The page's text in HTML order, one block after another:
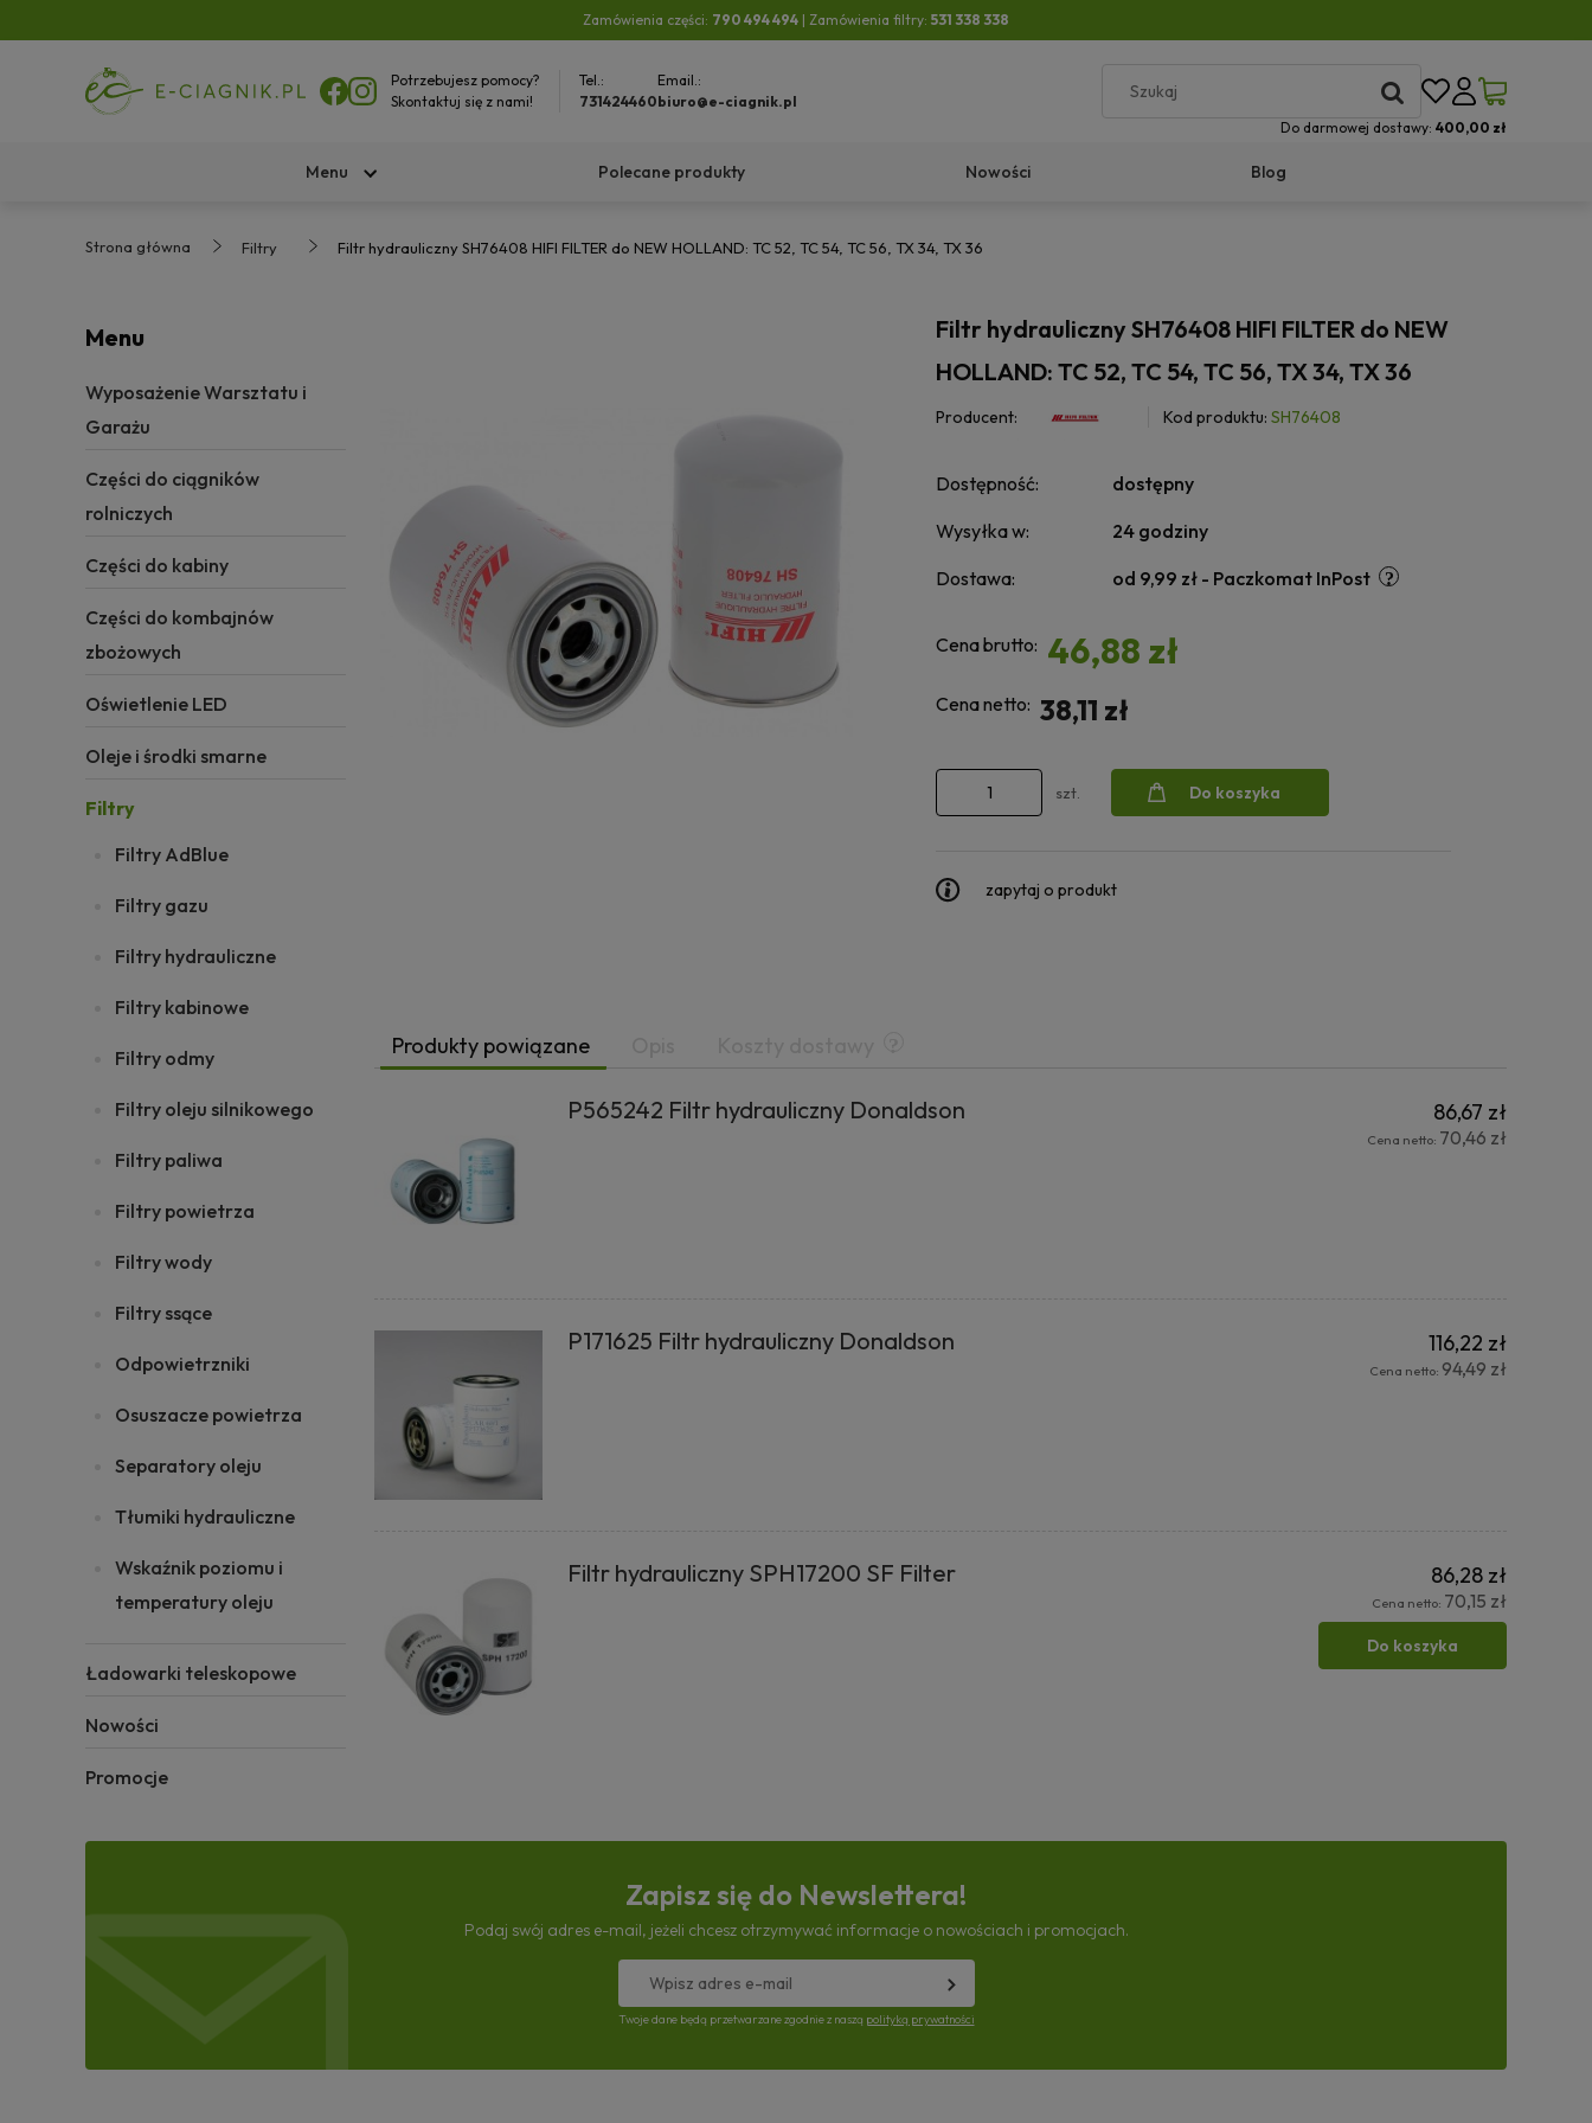
Zamówienia części: 790 494 494 | Zamówienia filtry: 531 338 338
Potrzebujesz pomocy?
Skontaktuj się z nami!
Tel.:
731424460
Email.:
biuro@e-ciagnik.pl
Do darmowej dostawy: 400,00 zł
Menu Polecane produkty Nowości Blog
Strona główna Filtry Filtr hydrauliczny SH76408 HIFI FILTER do NEW HOLLAND: TC 52, TC 54, TC 56, TX 34, TX 36
Menu
Wyposażenie Warsztatu i
Garażu
Części do ciągników
rolniczych
Części do kabiny
Części do kombajnów
zbożowych
Oświetlenie LED
Oleje i środki smarne
Filtry
Filtry AdBlue
Filtry gazu
Filtry hydrauliczne
Filtry kabinowe
Filtry odmy
Filtry oleju silnikowego
Filtry paliwa
Filtry powietrza
Filtry wody
Filtry ssące
Odpowietrzniki
Osuszacze powietrza
Separatory oleju
Tłumiki hydrauliczne
Wskaźnik poziomu i
temperatury oleju
Ładowarki teleskopowe
Nowości
Promocje
Filtr hydrauliczny SH76408 HIFI FILTER do NEW
HOLLAND: TC 52, TC 54, TC 56, TX 34, TX 36
Producent: Kod produktu: SH76408
Dostępność:
dostępny
Wysyłka w:
24 godziny
Dostawa:
od 9,99 zł - Paczkomat InPost
Cena brutto: 46,88 zł
Cena netto: 38,11 zł
szt. Do koszyka
zapytaj o produkt
Produkty powiązane
P565242 Filtr hydrauliczny Donaldson 86,67 zł
Cena netto: 70,46 zł
P171625 Filtr hydrauliczny Donaldson 116,22 zł
Cena netto: 94,49 zł
Filtr hydrauliczny SPH17200 SF Filter 86,28 zł
Cena netto: 70,15 zł
Do koszyka
Zapisz się do Newslettera!
Podaj swój adres e-mail, jeżeli chcesz otrzymywać informacje o nowościach i promocjach.
Twoje dane będą przetwarzane zgodnie z naszą polityką prywatności